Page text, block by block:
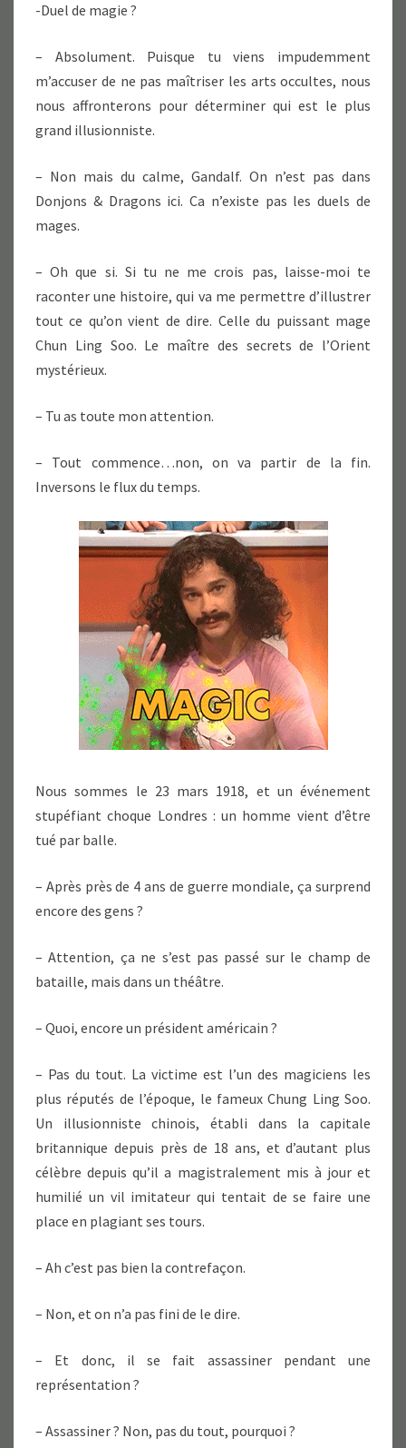
-Duel de magie ?
– Absolument. Puisque tu viens impudemment
m’accuser de ne pas maîtriser les arts occultes, nous
nous affronterons pour déterminer qui est le plus
grand illusionniste.
– Non mais du calme, Gandalf. On n’est pas dans
Donjons & Dragons ici. Ca n’existe pas les duels de
mages.
– Oh que si. Si tu ne me crois pas, laisse-moi te
raconter une histoire, qui va me permettre d’illustrer
tout ce qu’on vient de dire. Celle du puissant mage
Chun Ling Soo. Le maître des secrets de l’Orient
mystérieux.
– Tu as toute mon attention.
– Tout commence…non, on va partir de la fin.
Inversons le flux du temps.
Nous sommes le 23 mars 1918, et un événement
stupéfiant choque Londres : un homme vient d’être
tué par balle.
– Après près de 4 ans de guerre mondiale, ça surprend
encore des gens ?
– Attention, ça ne s’est pas passé sur le champ de
bataille, mais dans un théâtre.
– Quoi, encore un président américain ?
– Pas du tout. La victime est l’un des magiciens les
plus réputés de l’époque, le fameux Chung Ling Soo.
Un illusionniste chinois, établi dans la capitale
britannique depuis près de 18 ans, et d’autant plus
célèbre depuis qu’il a magistralement mis à jour et
humilié un vil imitateur qui tentait de se faire une
place en plagiant ses tours.
– Ah c’est pas bien la contrefaçon.
– Non, et on n’a pas fini de le dire.
– Et donc, il se fait assassiner pendant une
représentation ?
– Assassiner ? Non, pas du tout, pourquoi ?